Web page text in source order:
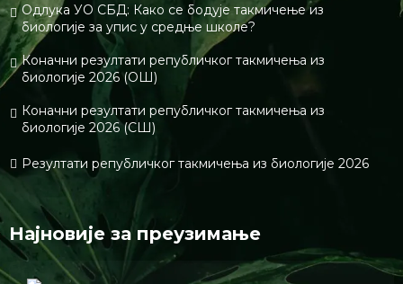
Одлука УО СБД: Како се бодује такмичење из
биологије за упис у средње школе?
Коначни резултати републичког такмичења из
биологије 2026 (ОШ)
Коначни резултати републичког такмичења из
биологије 2026 (СШ)
Резултати републичког такмичења из биологије 2026
Најновије за преузимање